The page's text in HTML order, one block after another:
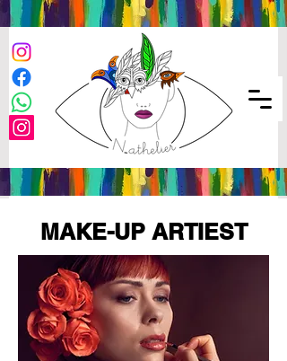
MAKE-UP ARTIEST